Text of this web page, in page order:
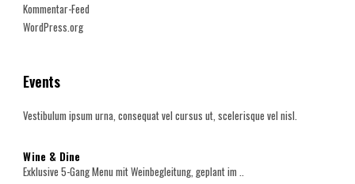
Kommentar-Feed
WordPress.org
Events
Vestibulum ipsum urna, consequat vel cursus ut, scelerisque vel nisl.
Wine & Dine
Exklusive 5-Gang Menu mit Weinbegleitung, geplant im ..